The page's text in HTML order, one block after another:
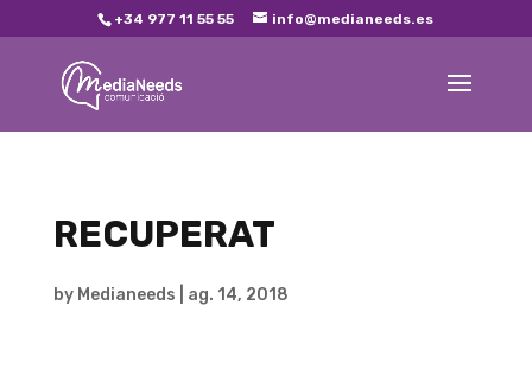
+34 977 11 55 55 info@medianeeds.es
RECUPERAT
by Medianeeds ag. 14, 2018